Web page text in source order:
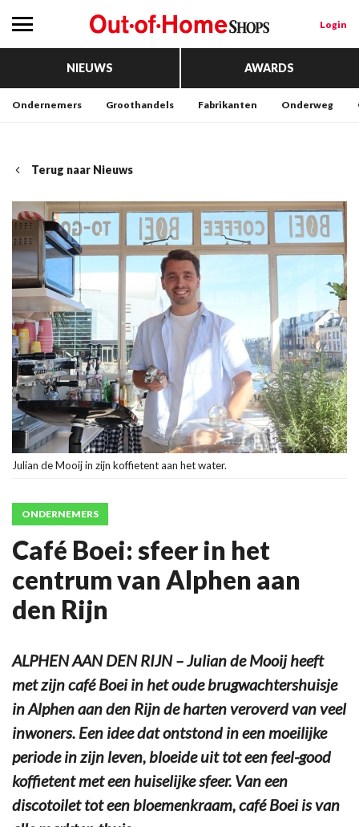
Login
NIEUWS AWARDS
Ondernemers Groothandels Fabrikanten Onderweg
Terug naar Nieuws
Julian de Mooij in zijn koffietent aan het water.
ONDERNEMERS
Café Boei: sfeer in het
centrum van Alphen aan
den Rijn
ALPHEN AAN DEN RIJN – Julian de Mooij heeft
met zijn café Boei in het oude brugwachtershuisje
in Alphen aan den Rijn de harten veroverd van veel
inwoners. Een idee dat ontstond in een moeilijke
periode in zijn leven, bloeide uit tot een feel-good
koffietent met een huiselijke sfeer. Van een
discotoilet tot een bloemenkraam, café Boei is van